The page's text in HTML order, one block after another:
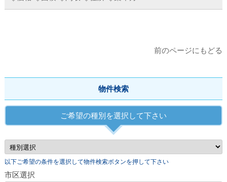
前のページにもどる
物件検索
ご希望の種別を選択して下さい
以下ご希望の条件を選択して物件検索ボタンを押して下さい
市区選択